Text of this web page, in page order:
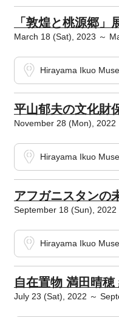
「敦煌と桃源郷」
March 18 (Sat), 2023 ～
Hirayama Ikuo
平山郁夫の文化財
November 28 (Mon),
Hirayama Ikuo
アフガニスタンの
September 18 (Sun),
Hirayama Ikuo
自在置物 満田晴
July 23 (Sat), 2022 ～